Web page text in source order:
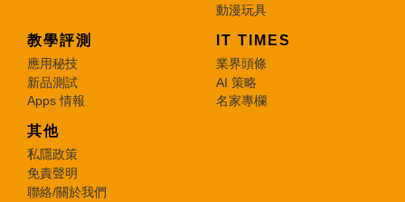
動漫玩具
教學評測
應用秘技
新品測試
Apps 情報
IT TIMES
業界頭條
AI 策略
名家專欄
其他
私隱政策
免責聲明
聯絡/關於我們